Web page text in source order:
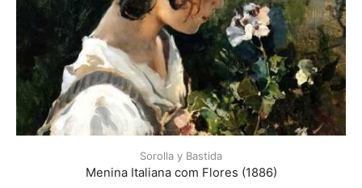
Sorolla y Bastida
Menina Italiana com Flores (1886)